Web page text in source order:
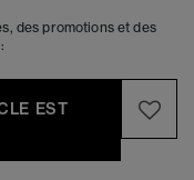
des promotions et des
EST